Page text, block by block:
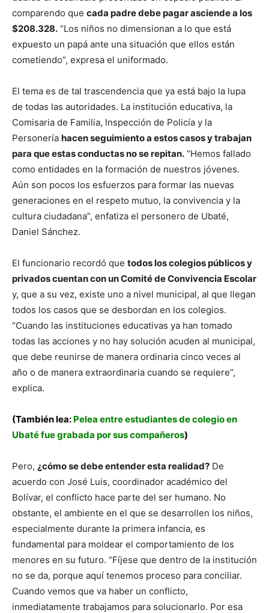
comparendo que cada padre debe pagar asciende a los
$208.328. “Los niños no dimensionan a lo que está
expuesto un papá ante una situación que ellos están
cometiendo”, expresa el uniformado.
El tema es de tal trascendencia que ya está bajo la lupa
de todas las autoridades. La institución educativa, la
Comisaria de Familia, Inspección de Policía y la
Personería hacen seguimiento a estos casos y trabajan
para que estas conductas no se repitan. “Hemos fallado
como entidades en la formación de nuestros jóvenes.
Aún son pocos los esfuerzos para formar las nuevas
generaciones en el respeto mutuo, la convivencia y la
cultura ciudadana”, enfatiza el personero de Ubaté,
Daniel Sánchez.
El funcionario recordó que todos los colegios públicos y
privados cuentan con un Comité de Convivencia Escolar
y, que a su vez, existe uno a nivel municipal, al que llegan
todos los casos que se desbordan en los colegios.
“Cuando las instituciones educativas ya han tomado
todas las acciones y no hay solución acuden al municipal,
que debe reunirse de manera ordinaria cinco veces al
año o de manera extraordinaria cuando se requiere”,
explica.
(También lea: Pelea entre estudiantes de colegio en
Ubaté fue grabada por sus compañeros)
Pero, ¿cómo se debe entender esta realidad? De
acuerdo con José Luis, coordinador académico del
Bolívar, el conflicto hace parte del ser humano. No
obstante, el ambiente en el que se desarrollen los niños,
especialmente durante la primera infancia, es
fundamental para moldear el comportamiento de los
menores en su futuro. “Fíjese que dentro de la institución
no se da, porque aquí tenemos proceso para conciliar.
Cuando vemos que va haber un conflicto,
inmediatamente trabajamos para solucionarlo. Por esa